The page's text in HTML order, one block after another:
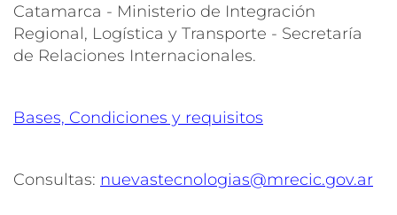
Catamarca - Ministerio de Integración
Regional, Logística y Transporte - Secretaría
de Relaciones Internacionales.
Bases, Condiciones y requisitos
Consultas: nuevastecnologias@mrecic.gov.ar